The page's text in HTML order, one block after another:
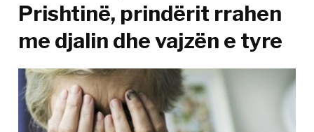
Prishtinë, prindërit rrahen
me djalin dhe vajzën e tyre